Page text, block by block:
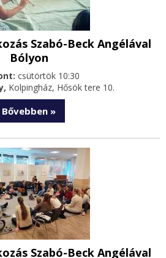
Szabó-Beck Angélával
Bólyon
csütörtök 10:30
Kolpingház, Hősök tere 10.
Bővebben »
Szabó-Beck Angélával